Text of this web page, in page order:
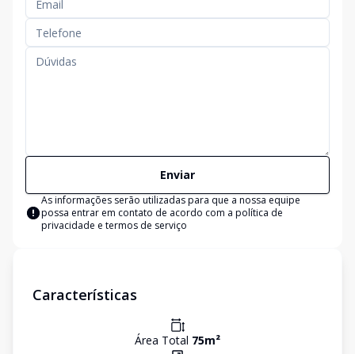
Enviar
As informações serão utilizadas para que a nossa equipe
possa entrar em contato de acordo com a política de
privacidade e termos de serviço
Características
Área Total 75m²